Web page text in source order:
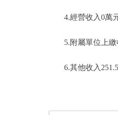
4.經營收入0萬
5.附屬單位上
6.其他收入